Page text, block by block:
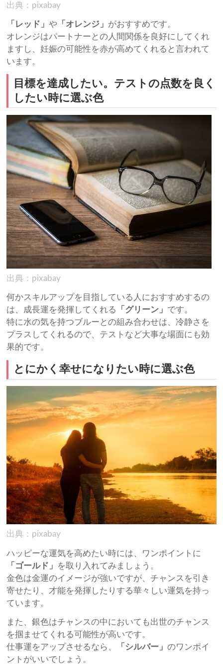
出典：pixabay
「レッド」や 「オレンジ」 がおすすめです。
オレンジはパートナーとの人間関係を良好にしてくれ
ますし、妊娠の可能性を赤が高めてくれると言われて
います。
目標を達成したい。テストの点数を良く
したい時に選ぶ色
出典：pixabay
何かスキルアップを目指している人におすすめするの
は、成長運を発揮してくれる
「グリーン」 です。
特に水の気を持つブルーとの組み合わせは、冷静さを
プラスしてくれるので、テストなど大事な場面にも効
果的です。
とにかく幸せになりたい時に選ぶ色
出典：pixabay
ハッピーな運気を高めたい時には、ワンポイントに
「ゴールド」 を取り入れてみましょう。
金色は金運のイメージが強いですが、チャンスを引き
寄せたり、才能を発揮したりする華々しい運気を持っ
ています。
また、銀色はチャンスの中においても出世のチャンス
を掴ませてくれる可能性が高いです。
仕事運をアップさせるなら、
「シルバー」のワンポイ
ントがいいでしょう。